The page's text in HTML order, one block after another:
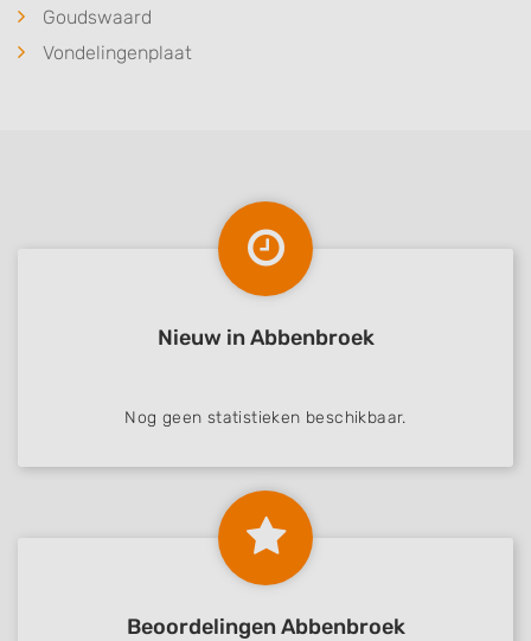
Goudswaard
Vondelingenplaat
Nieuw in Abbenbroek
Nog geen statistieken beschikbaar.
Beoordelingen Abbenbroek